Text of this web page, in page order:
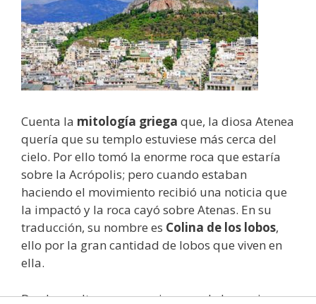
Cuenta la mitología griega que, la diosa Atenea
quería que su templo estuviese más cerca del
cielo. Por ello tomó la enorme roca que estaría
sobre la Acrópolis; pero cuando estaban
haciendo el movimiento recibió una noticia que
la impactó y la roca cayó sobre Atenas. En su
traducción, su nombre es Colina de los lobos,
ello por la gran cantidad de lobos que viven en
ella.
Desde su altura se aprecian una de las mejores